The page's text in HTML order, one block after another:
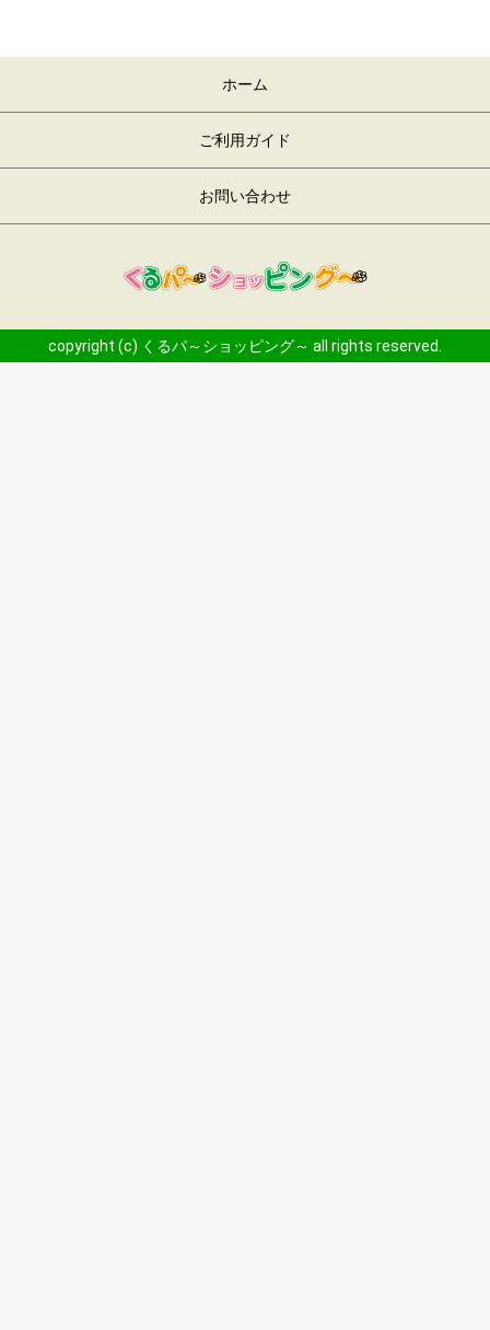
ホーム
ご利用ガイド
お問い合わせ
copyright (c) くるパ～ショッピング～ all rights reserved.